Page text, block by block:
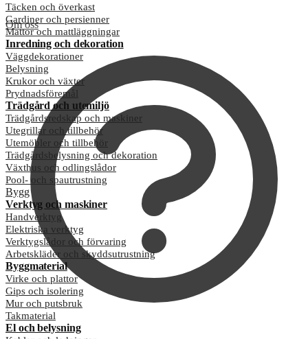
Om oss
Täcken och överkast
Gardiner och persienner
Mattor och mattläggningar
Inredning och dekoration
Väggdekorationer
Belysning
Krukor och växter
Prydnadsföremål
Trädgård och utemiljö
Trädgårdsredskap och maskiner
Utegrillar och tillbehör
Utemöbler och tillbehör
Trädgårdsbelysning och dekoration
Växthus och odlingslådor
Pool- och spautrustning
Bygg
Verktyg och maskiner
Handverktyg
Elektriska verktyg
Verktygslådor och förvaring
Arbetskläder och skyddsutrustning
Byggmaterial
Virke och plattor
Gips och isolering
Mur och putsbruk
Takmaterial
El och belysning